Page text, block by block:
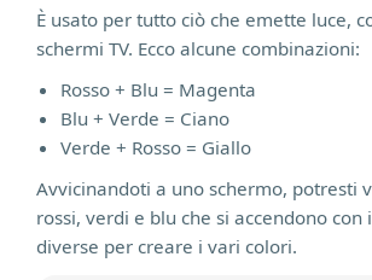
È usato per tutto ciò che emette luce,
schermi TV. Ecco alcune combinazioni:
Rosso + Blu = Magenta
Blu + Verde = Ciano
Verde + Rosso = Giallo
Avvicinandoti a uno schermo, potresti
rossi, verdi e blu che si accendono con
diverse per creare i vari colori.